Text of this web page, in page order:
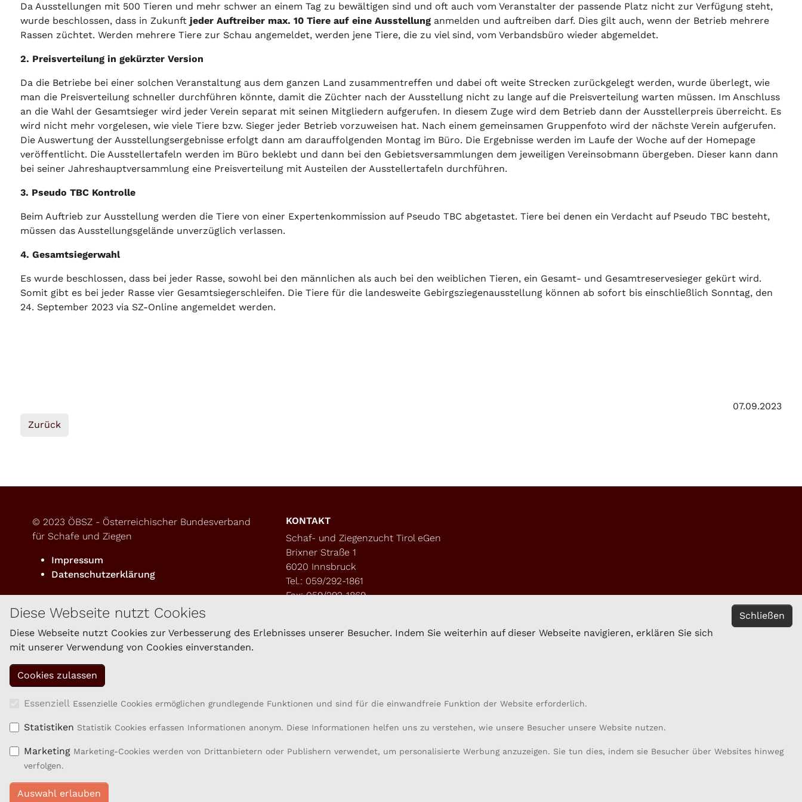
Schließen
Diese Webseite nutzt Cookies
Diese Webseite nutzt Cookies zur Verbesserung des Erlebnisses unserer Besucher. Indem Sie weiterhin auf dieser Webseite navigieren, erklären Sie sich
mit unserer Verwendung von Cookies einverstanden.
Essenziell Essenzielle Cookies ermöglichen grundlegende Funktionen und sind für die einwandfreie Funktion der Website erforderlich.
Statistiken Statistik Cookies erfassen Informationen anonym. Diese Informationen helfen uns zu verstehen, wie unsere Besucher unsere Website nutzen.
Marketing Marketing-Cookies werden von Drittanbietern oder Publishern verwendet, um personalisierte Werbung anzuzeigen. Sie tun dies, indem sie Besucher über Websites hinweg
verfolgen.
Da Ausstellungen mit 500 Tieren und mehr schwer an einem Tag zu bewältigen sind und oft auch vom Veranstalter der passende Platz nicht zur Verfügung steht,
wurde beschlossen, dass in Zukunft jeder Auftreiber max. 10 Tiere auf eine Ausstellunganmelden und auftreiben darf. Dies gilt auch, wenn der Betrieb mehrere
Rassen züchtet. Werden mehrere Tiere zur Schau angemeldet, werden jene Tiere, die zu viel sind, vom Verbandsbüro wieder abgemeldet.
2. Preisverteilung in gekürzter Version
Da die Betriebe bei einer solchen Veranstaltung aus dem ganzen Land zusammentreffen und dabei oft weite Strecken zurückgelegt werden, wurde überlegt, wie
man die Preisverteilung schneller durchführen könnte, damit die Züchter nach der Ausstellung nicht zu lange auf die Preisverteilung warten müssen. Im Anschluss
an die Wahl der Gesamtsieger wird jeder Verein separat mit seinen Mitgliedern aufgerufen. In diesem Zuge wird dem Betrieb dann der Ausstellerpreis überreicht. Es
wird nicht mehr vorgelesen, wie viele Tiere bzw. Sieger jeder Betrieb vorzuweisen hat. Nach einem gemeinsamen Gruppenfoto wird der nächste Verein aufgerufen.
Die Auswertung der Ausstellungsergebnisse erfolgt dann am darauffolgenden Montag im Büro. Die Ergebnisse werden im Laufe der Woche auf der Homepage
veröffentlicht. Die Ausstellertafeln werden im Büro beklebt und dann bei den Gebietsversammlungen dem jeweiligen Vereinsobmann übergeben. Dieser kann dann
bei seiner Jahreshauptversammlung eine Preisverteilung mit Austeilen der Ausstellertafeln durchführen.
3. Pseudo TBC Kontrolle
Beim Auftrieb zur Ausstellung werden die Tiere von einer Expertenkommission auf Pseudo TBC abgetastet. Tiere bei denen ein Verdacht auf Pseudo TBC besteht,
müssen das Ausstellungsgelände unverzüglich verlassen.
4. Gesamtsiegerwahl
Es wurde beschlossen, dass bei jeder Rasse, sowohl bei den männlichen als auch bei den weiblichen Tieren, ein Gesamt- und Gesamtreservesieger gekürt wird.
Somit gibt es bei jeder Rasse vier Gesamtsiegerschleifen. Die Tiere für die landesweite Gebirgsziegenausstellung können ab sofort bis einschließlich Sonntag, den
24. September 2023 via SZ-Online angemeldet werden.
07.09.2023
Zurück
© 2023 ÖBSZ - Österreichischer Bundesverband
für Schafe und Ziegen
Impressum
Datenschutzerklärung
KONTAKT
Schaf- und Ziegenzucht Tirol eGen
Brixner Straße 1
6020 Innsbruck
Tel.: 059/292-1861
Fax: 059/292-1869
Projektbeschreibung